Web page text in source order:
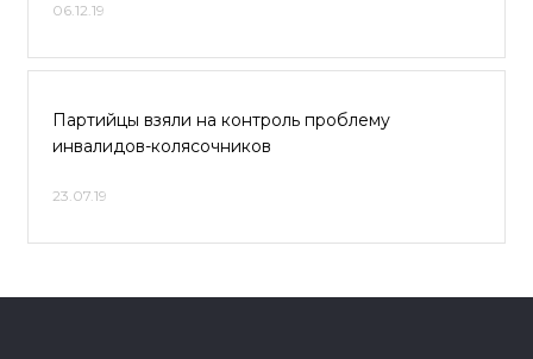
06.12.19
Партийцы взяли на контроль проблему
инвалидов-колясочников
23.07.19